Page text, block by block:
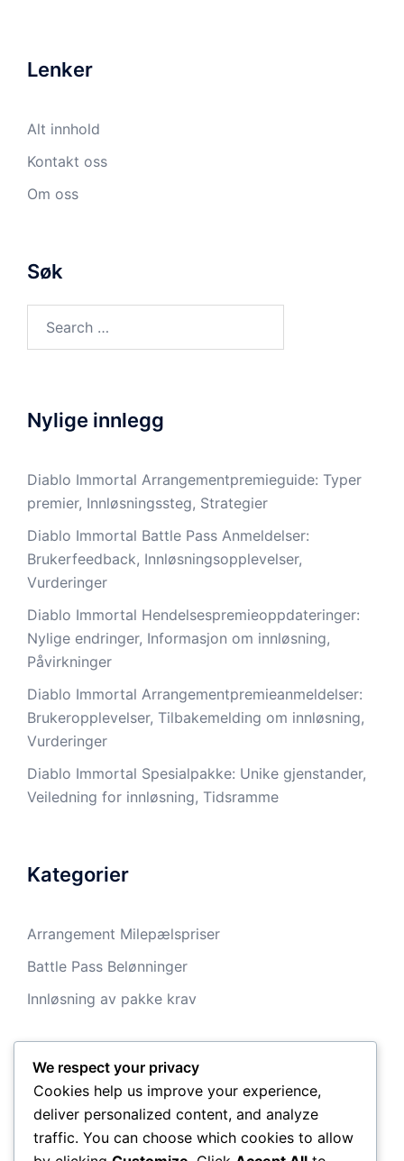
Lenker
Alt innhold
Kontakt oss
Om oss
Søk
for:
Nylige innlegg
Diablo Immortal Arrangementpremieguide: Typer
premier, Innløsningssteg, Strategier
Diablo Immortal Battle Pass Anmeldelser:
Brukerfeedback, Innløsningsopplevelser,
Vurderinger
Diablo Immortal Hendelsespremieoppdateringer:
Nylige endringer, Informasjon om innløsning,
Påvirkninger
Diablo Immortal Arrangementpremieanmeldelser:
Brukeropplevelser, Tilbakemelding om innløsning,
Vurderinger
Diablo Immortal Spesialpakke: Unike gjenstander,
Veiledning for innløsning, Tidsramme
Kategorier
Arrangement Milepælspriser
Battle Pass Belønninger
Innløsning av pakke krav
Arkiv
March 2026
We respect your privacy
Cookies help us improve your experience,
deliver personalized content, and analyze
traffic. You can choose which cookies to allow